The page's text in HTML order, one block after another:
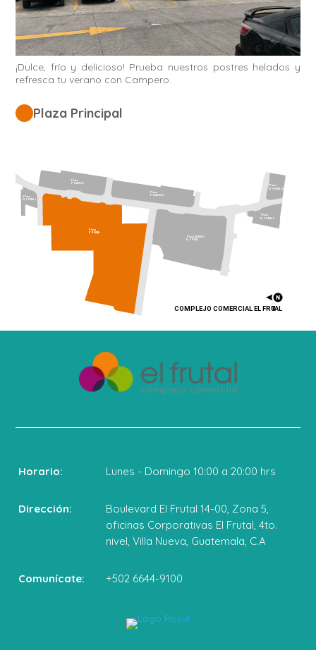
¡Dulce, frío y delicioso! Prueba nuestros postres helados y
refresca tu verano con Campero.
Plaza Principal
Horario: Lunes - Domingo 10:00 a 20:00 hrs
Dirección:
Boulevard El Frutal 14-00, Zona 5,
oficinas Corporativas El Frutal, 4to.
nivel, Villa Nueva, Guatemala, C.A
Comunícate: +502 6644-9100